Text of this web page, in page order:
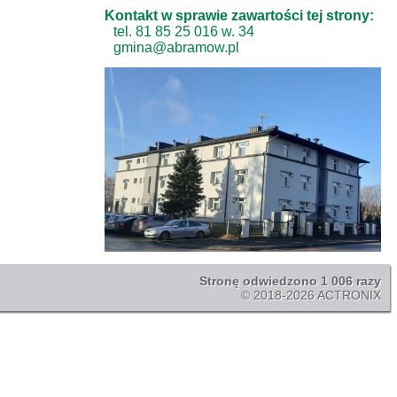
Kontakt w sprawie zawartości tej strony:
tel. 81 85 25 016 w. 34
gmina@abramow.pl
Stronę odwiedzono 1 006 razy
© 2018-2026 ACTRONIX